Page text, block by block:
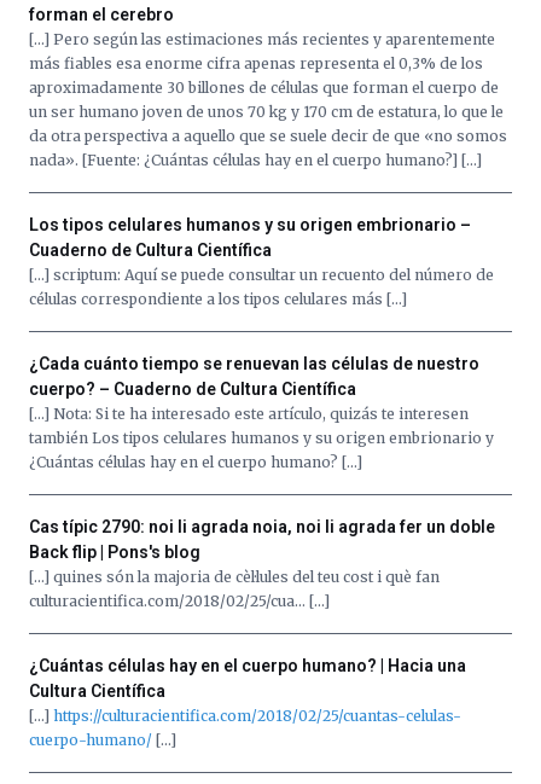
de
octubre.
La
iniciativa,
organizada
por
la
Cátedra…
forman el cerebro
[…] Pero según las estimaciones más recientes y aparentemente
más fiables esa enorme cifra apenas representa el 0,3% de los
aproximadamente 30 billones de células que forman el cuerpo de
un ser humano joven de unos 70 kg y 170 cm de estatura, lo que le
da otra perspectiva a aquello que se suele decir de que «no somos
nada». [Fuente: ¿Cuántas células hay en el cuerpo humano?] […]
Los tipos celulares humanos y su origen embrionario –
Cuaderno de Cultura Científica
[…] scriptum: Aquí se puede consultar un recuento del número de
células correspondiente a los tipos celulares más […]
¿Cada cuánto tiempo se renuevan las células de nuestro
cuerpo? – Cuaderno de Cultura Científica
[…] Nota: Si te ha interesado este artículo, quizás te interesen
también Los tipos celulares humanos y su origen embrionario y
¿Cuántas células hay en el cuerpo humano? […]
Cas típic 2790: noi li agrada noia, noi li agrada fer un doble
Back flip | Pons's blog
[…] quines són la majoria de cèl·lules del teu cost i què fan
culturacientifica.com/2018/02/25/cua… […]
¿Cuántas células hay en el cuerpo humano? | Hacia una
Cultura Científica
[…] https://culturacientifica.com/2018/02/25/cuantas-celulas-
cuerpo-humano/ […]